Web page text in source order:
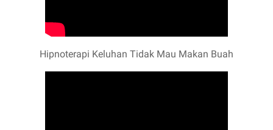
Hipnoterapi Keluhan Tidak Mau Makan Buah